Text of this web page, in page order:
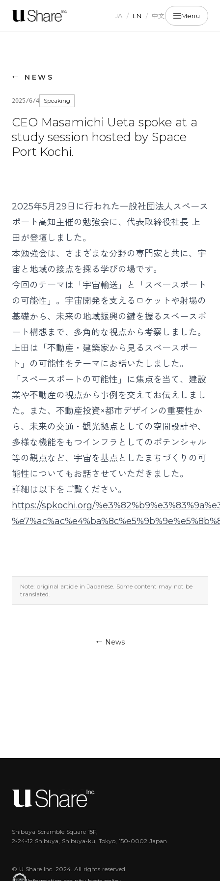
JA / EN / 中文 Menu
← NEWS
2025/6/4 Speaking
CEO Masamichi Ueta spoke at a
study session hosted by Space
Port Kochi.
2025年5月29日に行われた一般社団法人スペース
ポート高知主催の勉強会に、代表取締役社長 上
田が登壇しました。
本勉強会は、さまざまな分野の専門家と共に、宇
宙と地域の接点を探る学びの場です。
今回のテーマは「宇宙輸送」と「スペースポート
の可能性」。宇宙開発を支えるロケットや射場の
基礎から、未来の地域振興の鍵を握るスペースポ
ート構想まで、多角的な視点から考察しました。
上田は「不動産・建築家から見るスペースポー
ト」の可能性をテーマにお話いたしました。
「スペースポートの可能性」に焦点を当て、建設
業や不動産の視点から事例を交えてお伝えしまし
た。また、不動産投資×都市デザインの重要性か
ら、未来の交通・観光拠点としての空間設計や、
多様な機能をもつインフラとしてのポテンシャル
等の観点など、宇宙を基点としたまちづくりの可
能性についてもお話させていただきました。
詳細は以下をご覧ください。
https://spkochi.org/
Note: original article in Japanese. Some content may not be
translated.
← News
Shibuya Scramble Square 15F,
2-24-12 Shibuya, Shibuya-ku, Tokyo, 150-0002 Japan
© U Share Inc. 2024. All rights reserved